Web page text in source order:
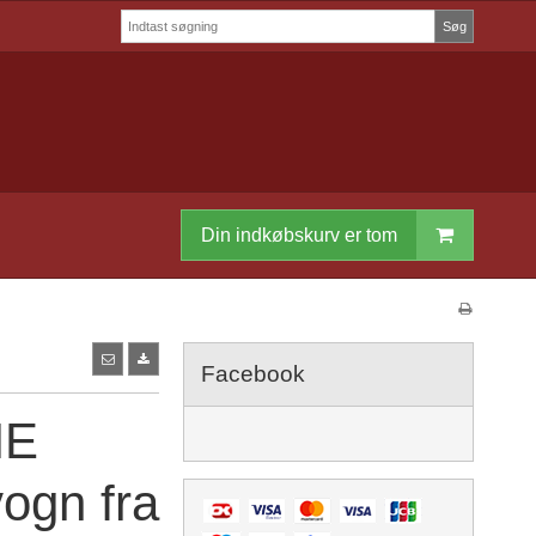
Søg
Din indkøbskurv er tom
fra
Facebook